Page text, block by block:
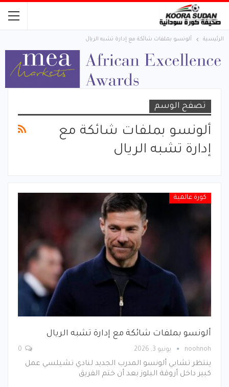
الرئيسية ألونسو بملفات شائكة مع إدارة تشبه الريال
تصفح الوسم
ألونسو بملفات شائكة مع
إدارة تشبه الريال
كورة عالمية
ألونسو بملفات شائكة مع إدارة تشبه الريال
noohnoh يونيو 3, 2026
ينتظر تشابي ألونسو المدرب الجديد لنادي تشيلسي عمل
كبير داخل أروقة البلوز بعد أن ختم الفريق